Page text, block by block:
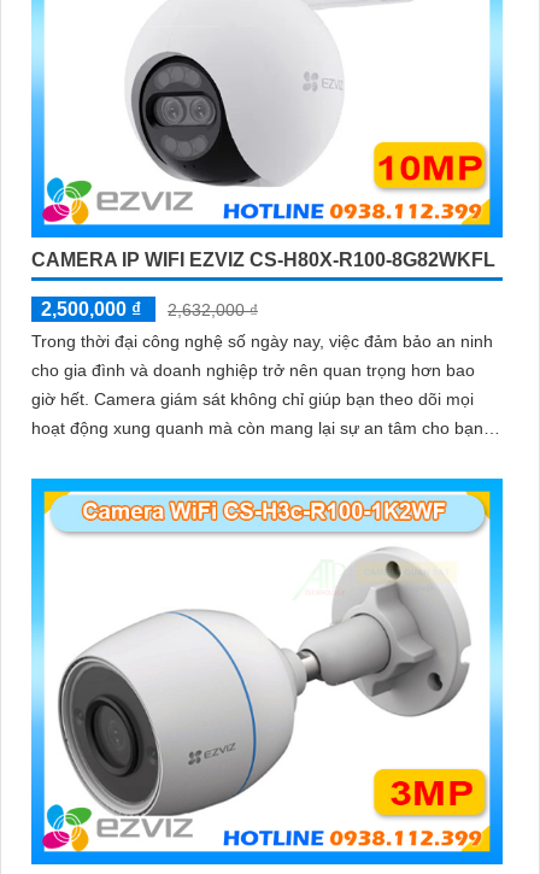
CAMERA IP WIFI EZVIZ CS-H80X-R100-8G82WKFL
2,500,000 ₫
2,632,000 ₫
Trong thời đại công nghệ số ngày nay, việc đảm bảo an ninh
cho gia đình và doanh nghiệp trở nên quan trọng hơn bao
giờ hết. Camera giám sát không chỉ giúp bạn theo dõi mọi
hoạt động xung quanh mà còn mang lại sự an tâm cho bạn